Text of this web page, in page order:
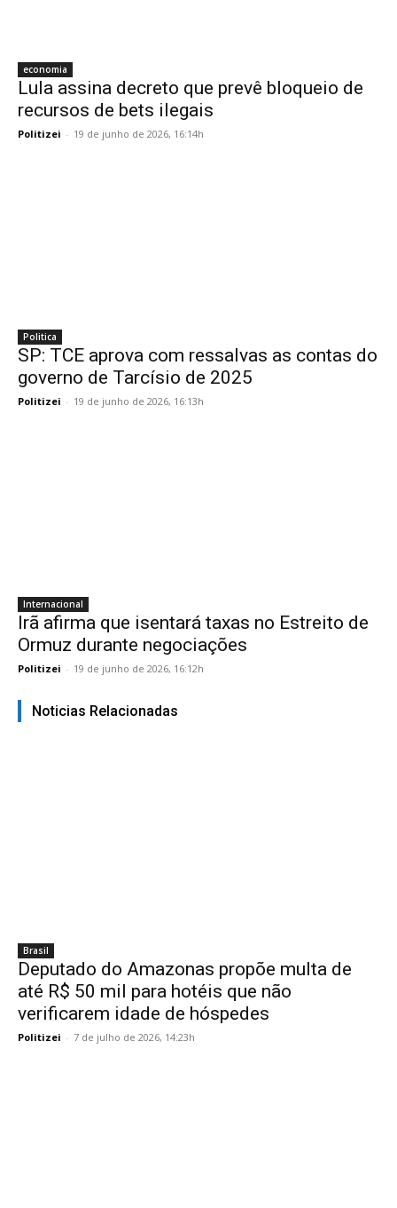
economia
Lula assina decreto que prevê bloqueio de
recursos de bets ilegais
Politizei - 19 de junho de 2026, 16:14h
Politica
SP: TCE aprova com ressalvas as contas do
governo de Tarcísio de 2025
Politizei - 19 de junho de 2026, 16:13h
Internacional
Irã afirma que isentará taxas no Estreito de
Ormuz durante negociações
Politizei - 19 de junho de 2026, 16:12h
Noticias Relacionadas
Brasil
Deputado do Amazonas propõe multa de
até R$ 50 mil para hotéis que não
verificarem idade de hóspedes
Politizei - 7 de julho de 2026, 14:23h